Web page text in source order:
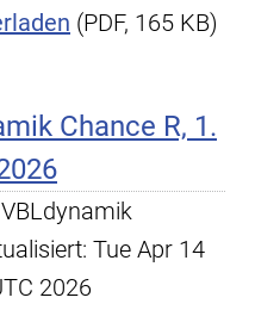
(PDF, 165 KB)
Chance R, 1.
Tue Apr 14
2026